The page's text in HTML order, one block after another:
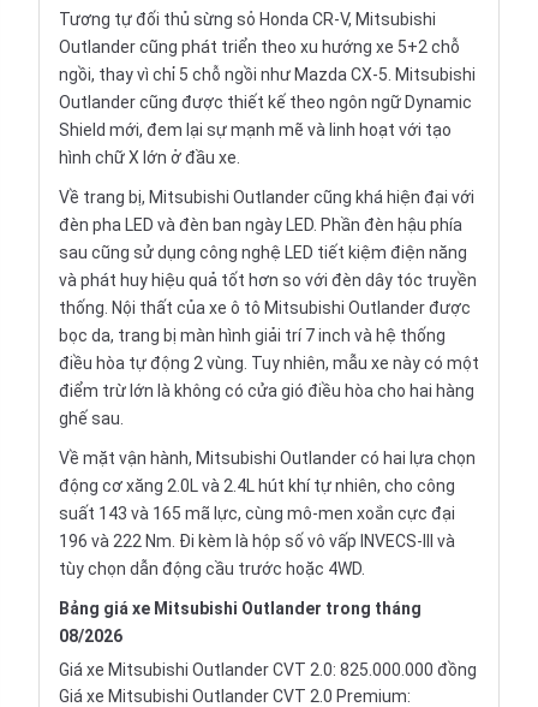
Tương tự đối thủ sừng sỏ Honda CR-V, Mitsubishi
Outlander cũng phát triển theo xu hướng xe 5+2 chỗ
ngồi, thay vì chỉ 5 chỗ ngồi như Mazda CX-5. Mitsubishi
Outlander cũng được thiết kế theo ngôn ngữ Dynamic
Shield mới, đem lại sự mạnh mẽ và linh hoạt với tạo
hình chữ X lớn ở đầu xe.
Về trang bị, Mitsubishi Outlander cũng khá hiện đại với
đèn pha LED và đèn ban ngày LED. Phần đèn hậu phía
sau cũng sử dụng công nghệ LED tiết kiệm điện năng
và phát huy hiệu quả tốt hơn so với đèn dây tóc truyền
thống. Nội thất của xe ô tô Mitsubishi Outlander được
bọc da, trang bị màn hình giải trí 7 inch và hệ thống
điều hòa tự động 2 vùng. Tuy nhiên, mẫu xe này có một
điểm trừ lớn là không có cửa gió điều hòa cho hai hàng
ghế sau.
Về mặt vận hành, Mitsubishi Outlander có hai lựa chọn
động cơ xăng 2.0L và 2.4L hút khí tự nhiên, cho công
suất 143 và 165 mã lực, cùng mô-men xoắn cực đại
196 và 222 Nm. Đi kèm là hộp số vô vấp INVECS-III
và
tùy chọn dẫn động cầu trước hoặc 4WD.
Bảng giá xe Mitsubishi Outlander trong tháng
08/2026
Giá xe Mitsubishi Outlander CVT 2.0: 825.000.000 đồng
Giá xe Mitsubishi Outlander CVT 2.0 Premium: